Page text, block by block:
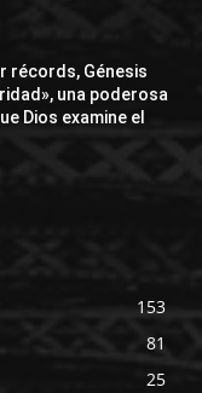
récords, Génesis
una poderosa
Dios examine el
153
81
25